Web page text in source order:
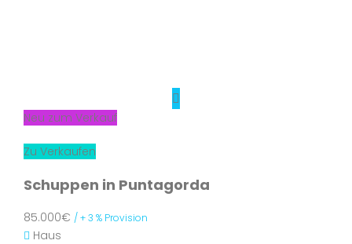
Neu zum Verkauf
Zu Verkaufen
Schuppen in Puntagorda
85.000€ / + 3 % Provision
Haus